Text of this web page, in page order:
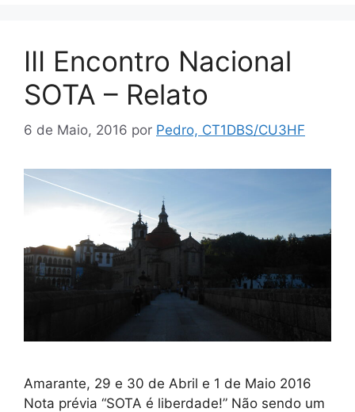
III Encontro Nacional
SOTA – Relato
6 de Maio, 2016 por Pedro, CT1DBS/CU3HF
Amarante, 29 e 30 de Abril e 1 de Maio 2016
Nota prévia “SOTA é liberdade!” Não sendo um